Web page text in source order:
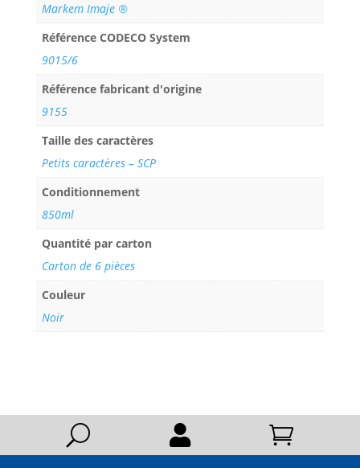
Markem Imaje ®
Référence CODECO System
9015/6
Référence fabricant d'origine
9155
Taille des caractères
Petits caractères – SCP
Conditionnement
850ml
Quantité par carton
Carton de 6 pièces
Couleur
Noir
U  